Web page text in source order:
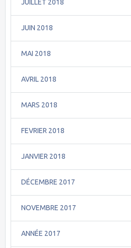
JUILLET 2018
JUIN 2018
MAI 2018
AVRIL 2018
MARS 2018
FEVRIER 2018
JANVIER 2018
DÉCEMBRE 2017
NOVEMBRE 2017
ANNÉE 2017